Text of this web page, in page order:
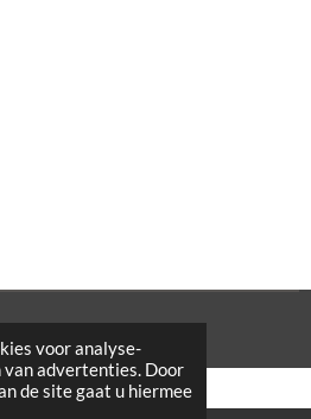
voor analyse-
advertenties. Door
de site gaat u hiermee